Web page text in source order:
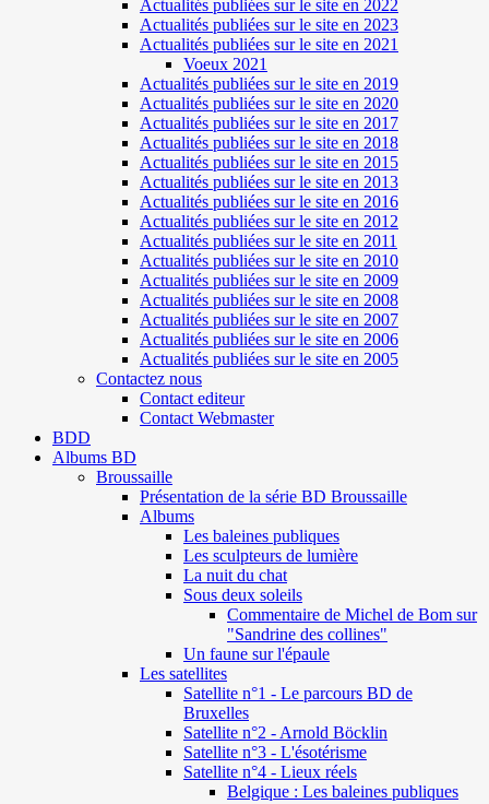
Actualités publiées sur le site en 2022
Actualités publiées sur le site en 2023
Actualités publiées sur le site en 2021
Voeux 2021
Actualités publiées sur le site en 2019
Actualités publiées sur le site en 2020
Actualités publiées sur le site en 2017
Actualités publiées sur le site en 2018
Actualités publiées sur le site en 2015
Actualités publiées sur le site en 2013
Actualités publiées sur le site en 2016
Actualités publiées sur le site en 2012
Actualités publiées sur le site en 2011
Actualités publiées sur le site en 2010
Actualités publiées sur le site en 2009
Actualités publiées sur le site en 2008
Actualités publiées sur le site en 2007
Actualités publiées sur le site en 2006
Actualités publiées sur le site en 2005
Contactez nous
Contact editeur
Contact Webmaster
BDD
Albums BD
Broussaille
Présentation de la série BD Broussaille
Albums
Les baleines publiques
Les sculpteurs de lumière
La nuit du chat
Sous deux soleils
Commentaire de Michel de Bom sur
"Sandrine des collines"
Un faune sur l'épaule
Les satellites
Satellite n°1 - Le parcours BD de
Bruxelles
Satellite n°2 - Arnold Böcklin
Satellite n°3 - L'ésotérisme
Satellite n°4 - Lieux réels
Belgique : Les baleines publiques